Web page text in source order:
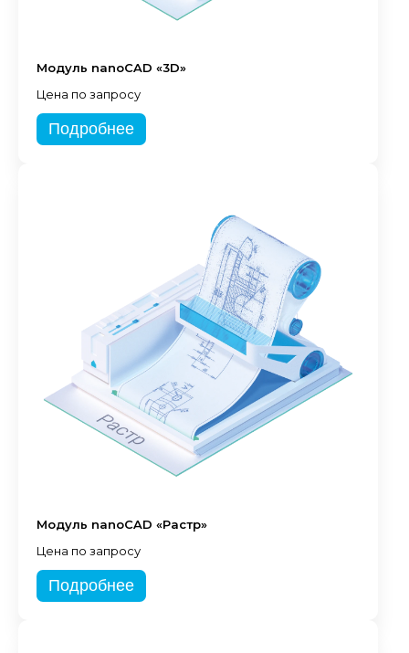
Модуль nanoCAD «3D»
Цена по запросу
Подробнее
Модуль nanoCAD «Растр»
Цена по запросу
Подробнее